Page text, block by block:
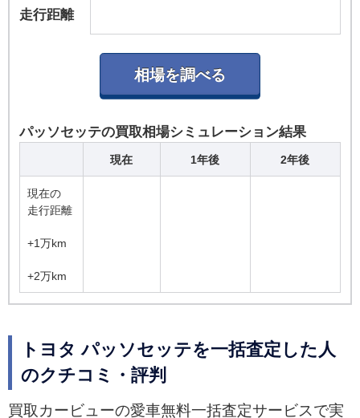
走行距離
パッソセッテの買取相場シミュレーション結果
現在 1年後 2年後
現在の
走行距離
+1万km
+2万km
トヨタ パッソセッテを一括査定した人
のクチコミ・評判
買取カービューの愛車無料一括査定サービスで実